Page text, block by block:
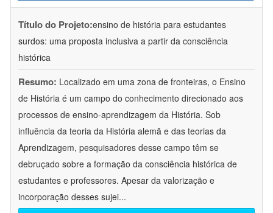
Título do Projeto:ensino de história para estudantes
surdos: uma proposta inclusiva a partir da consciência
histórica
Resumo: Localizado em uma zona de fronteiras, o Ensino
de História é um campo do conhecimento direcionado aos
processos de ensino-aprendizagem da História. Sob
influência da teoria da História alemã e das teorias da
Aprendizagem, pesquisadores desse campo têm se
debruçado sobre a formação da consciência histórica de
estudantes e professores. Apesar da valorização e
incorporação desses sujei...